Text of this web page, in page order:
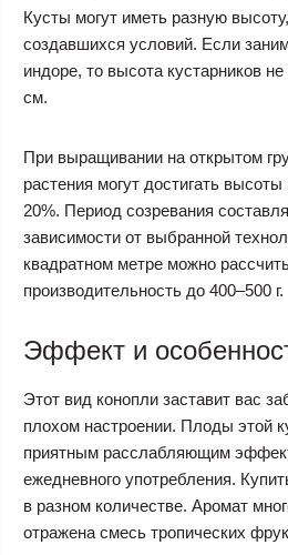
Кусты могут иметь разную
создавшихся условий. Если
индоре, то высота кустарников
см.
При выращивании на открытом
растения могут достигать
20%. Период созревания
зависимости от выбранной
квадратном метре можно
производительность до 400–500 г.
Эффект и
Этот вид конопли заставит вас
плохом настроении. Плоды этой
приятным расслабляющим
ежедневного употребления.
в разном количестве. Аромат
отражена смесь тропических